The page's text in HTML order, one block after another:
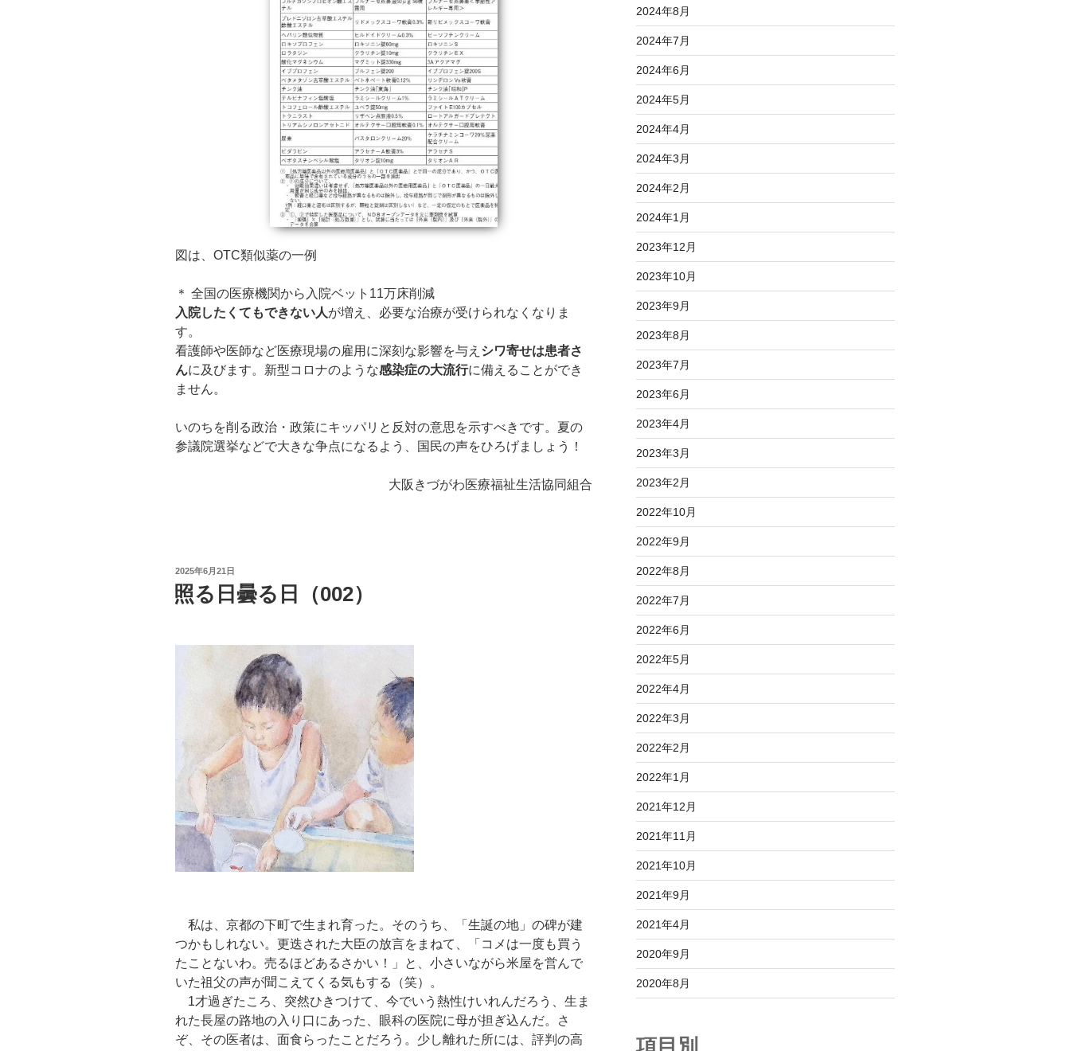
図は、OTC類似薬の一例
＊ 全国の医療機関から入院ベット11万床削減
入院したくてもできない人が増え、必要な治療が受けられなくなりま
す。
看護師や医師など医療現場の雇用に深刻な影響を与え シワ寄せは患者さ
んに及びます。新型コロナのような感染症の大流行に備えることができ
ません。
いのちを削る政治・政策にキッパリと反対の意思を示すべきです。夏の
参議院選挙などで大きな争点になるよう、国民の声をひろげましょう！
大阪きづがわ医療福祉生活協同組合
投
稿
日:
2025年6月21日
照る日曇る日（002）
私は、京都の下町で生まれ育った。そのうち、「生誕の地」の碑が建
つかもしれない。更迭された大臣の放言をまねて、「コメは一度も買う
たことないわ。売るほどあるさかい！」と、小さいながら米屋を営んで
いた祖父の声が聞こえてくる気もする（笑）。
1才過ぎたころ、突然ひきつけて、今でいう熱性けいれんだろう、生ま
れた長屋の路地の入り口にあった、眼科の医院に母が担ぎ込んだ。さ
ぞ、その医者は、面食らったことだろう。少し離れた所には、評判の高
2024年8月
2024年7月
2024年6月
2024年5月
2024年4月
2024年3月
2024年2月
2024年1月
2023年12月
2023年10月
2023年9月
2023年8月
2023年7月
2023年6月
2023年4月
2023年3月
2023年2月
2022年10月
2022年9月
2022年8月
2022年7月
2022年6月
2022年5月
2022年4月
2022年3月
2022年2月
2022年1月
2021年12月
2021年11月
2021年10月
2021年9月
2021年4月
2020年9月
2020年8月
項目別